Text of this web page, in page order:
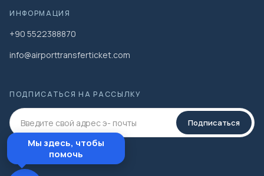
ИНФОРМАЦИЯ
+90 5522388870
info@airporttransferticket.com
ПОДПИСАТЬСЯ НА РАССЫЛКУ
Подписаться
Мы здесь, чтобы
помочь